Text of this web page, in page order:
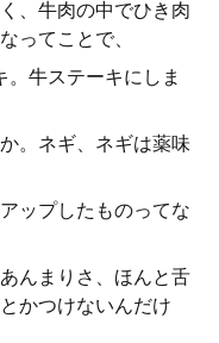
、牛肉の中でひき肉
ってことで、
牛ステーキにしま
。ネギ、ネギは薬味
ップしたものってな
んまりさ、ほんと舌
かつけないんだけ